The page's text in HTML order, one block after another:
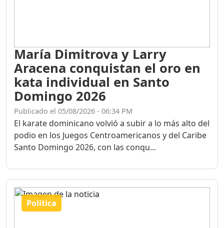
María Dimitrova y Larry
Aracena conquistan el oro en
kata individual en Santo
Domingo 2026
Publicado el 05/08/2026 - 06:34 PM
El karate dominicano volvió a subir a lo más alto del
podio en los Juegos Centroamericanos y del Caribe
Santo Domingo 2026, con las conqu...
Política